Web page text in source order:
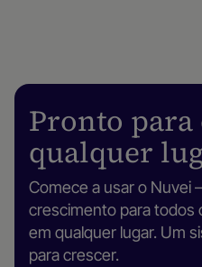
Pronto para
qualquer
Comece a usar o Nuvei
crescimento para todos
em qualquer lugar. Um
para crescer.